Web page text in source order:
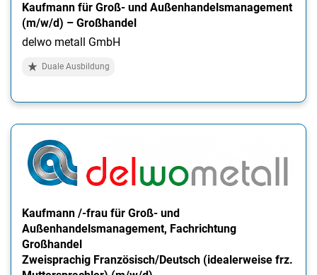
Kaufmann für Groß- und Außenhandelsmanagement
(m/w/d) – Großhandel
delwo metall GmbH
Duale Ausbildung
Kaufmann /-frau für Groß- und
Außenhandelsmanagement, Fachrichtung
Großhandel
Zweisprachig Französisch/Deutsch (idealerweise frz.